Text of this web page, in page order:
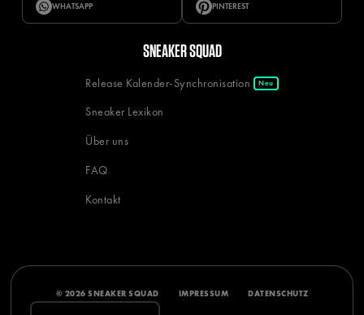
WHATSAPP PINTEREST
SNEAKER SQUAD
Release Kalender-Synchronisation Neu
Sneaker Lexikon
Über uns
FAQ
Kontakt
© 2026 SNEAKER SQUAD IMPRESSUM DATENSCHUTZ